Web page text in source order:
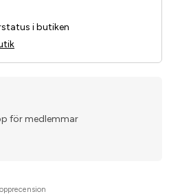
i butiken
för medlemmar